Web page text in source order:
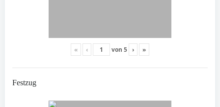
« ‹ von 5 › »
Festzug